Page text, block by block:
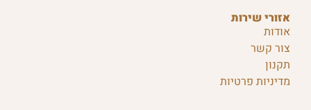
אזורי שירות
אודות
צור קשר
תקנון
מדיניות פרטיות